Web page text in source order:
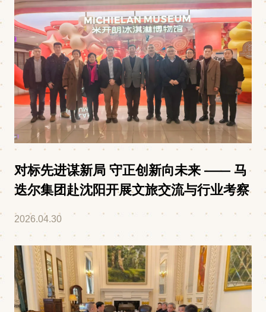
对标先进谋新局 守正创新向未来 —— 马
迭尔集团赴沈阳开展文旅交流与行业考察
2026.04.30